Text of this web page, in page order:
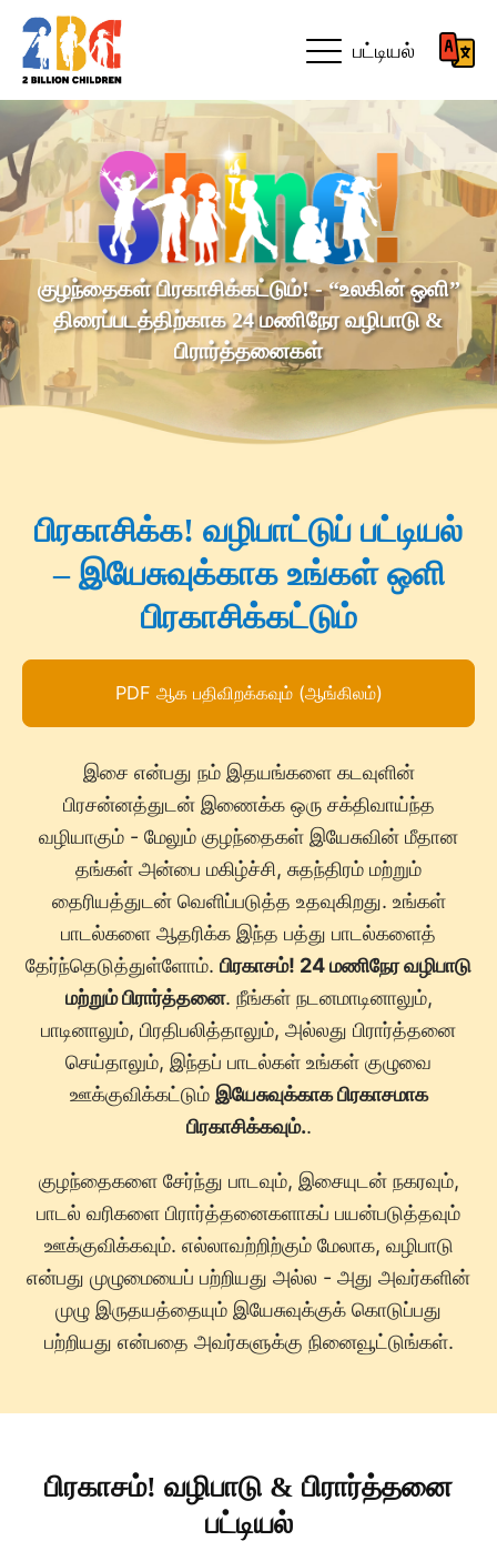
பட்டியல்
குழந்தைகள் பிரகாசிக்கட்டும்! - “உலகின் ஒளி”
திரைப்படத்திற்காக 24 மணிநேர வழிபாடு &
பிரார்த்தனைகள்
பிரகாசிக்க! வழிபாட்டுப் பட்டியல்
– இயேசுவுக்காக உங்கள் ஒளி
பிரகாசிக்கட்டும்
PDF ஆக பதிவிறக்கவும் (ஆங்கிலம்)
இசை என்பது நம் இதயங்களை கடவுளின்
பிரசன்னத்துடன் இணைக்க ஒரு சக்திவாய்ந்த
வழியாகும் - மேலும் குழந்தைகள் இயேசுவின் மீதான
தங்கள் அன்பை மகிழ்ச்சி, சுதந்திரம் மற்றும்
தைரியத்துடன் வெளிப்படுத்த உதவுகிறது. உங்கள்
பாடல்களை ஆதரிக்க இந்த பத்து பாடல்களைத்
தேர்ந்தெடுத்துள்ளோம். பிரகாசம்! 24 மணிநேர வழிபாடு
மற்றும் பிரார்த்தனை. நீங்கள் நடனமாடினாலும்,
பாடினாலும், பிரதிபலித்தாலும், அல்லது பிரார்த்தனை
செய்தாலும், இந்தப் பாடல்கள் உங்கள் குழுவை
ஊக்குவிக்கட்டும் இயேசுவுக்காக பிரகாசமாக
பிரகாசிக்கவும்..
குழந்தைகளை சேர்ந்து பாடவும், இசையுடன் நகரவும்,
பாடல் வரிகளை பிரார்த்தனைகளாகப் பயன்படுத்தவும்
ஊக்குவிக்கவும். எல்லாவற்றிற்கும் மேலாக, வழிபாடு
என்பது முழுமையைப் பற்றியது அல்ல - அது அவர்களின்
முழு இருதயத்தையும் இயேசுவுக்குக் கொடுப்பது
பற்றியது என்பதை அவர்களுக்கு நினைவூட்டுங்கள்.
பிரகாசம்! வழிபாடு & பிரார்த்தனை
பட்டியல்